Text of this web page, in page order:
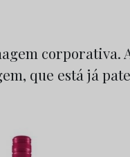
corporativa.
que está já